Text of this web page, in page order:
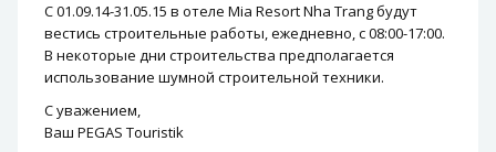
С 01.09.14-31.05.15 в отеле Mia Resort Nha Trang будут
вестись строительные работы, ежедневно, с 08:00-17:00.
В некоторые дни строительства предполагается
использование шумной строительной техники.
С уважением,
Ваш PEGAS Touristik